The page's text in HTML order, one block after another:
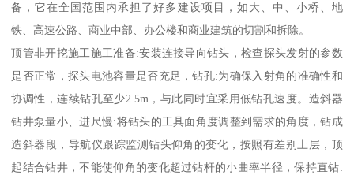
备，它在全国范围内承担了好多建设项目，如大、中、小桥、地
铁、高速公路、商业中部、办公楼和商业建筑的切割和拆除。
顶管非开挖施工施工准备:安装连接导向钻头，检查探头发射的参数
是否正常，探头电池容量是否充足，钻孔:为确保入射角的准确性和
协调性，连续钻孔至少2.5m，与此同时宜采用低钻孔速度。造斜器
钻井泵量小、进尺慢:将钻头的工具面角度调整到需求的角度，钻成
造斜器段，导航仪跟踪监测钻头仰角的变化，按照有差别土层，顶
起结合钻井，不能使仰角的变化超过钻杆的小曲率半径，保持直钻: